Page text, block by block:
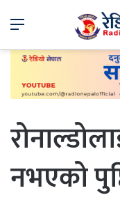
Menu
नभएको